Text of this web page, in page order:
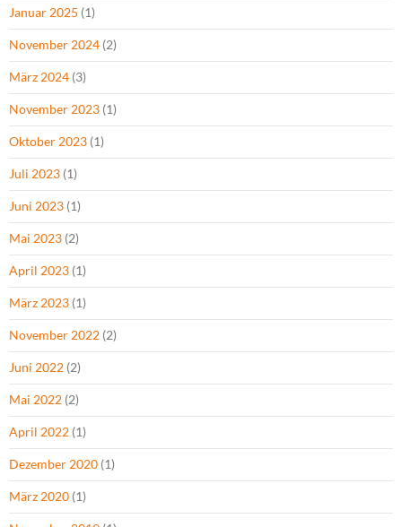
Januar 2025 (1)
November 2024 (2)
März 2024 (3)
November 2023 (1)
Oktober 2023 (1)
Juli 2023 (1)
Juni 2023 (1)
Mai 2023 (2)
April 2023 (1)
März 2023 (1)
November 2022 (2)
Juni 2022 (2)
Mai 2022 (2)
April 2022 (1)
Dezember 2020 (1)
März 2020 (1)